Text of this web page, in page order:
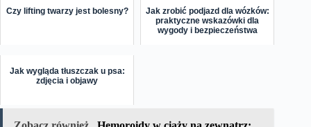
Czy lifting twarzy jest bolesny?
Jak zrobić podjazd dla wózków:
praktyczne wskazówki dla
wygody i bezpieczeństwa
Jak wygląda tłuszczak u psa:
zdjęcia i objawy